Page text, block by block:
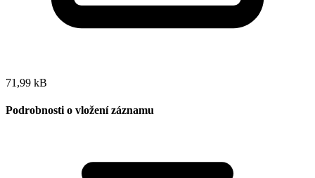
71,99 kB
Podrobnosti o vložení záznamu